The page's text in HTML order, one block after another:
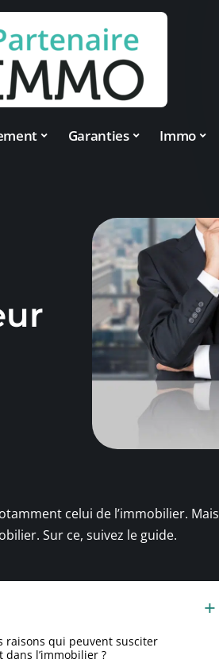
Garanties Immo
celui de l’immobilier. Mais
Sur ce, suivez le guide.
raisons qui peuvent susciter
dans l’immobilier ?